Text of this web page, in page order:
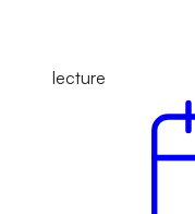
lecture